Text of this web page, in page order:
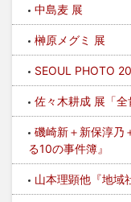
中島麦 展
榊原メグミ 展
SEOUL PHOTO
佐々木耕成 展「全
磯崎新＋新保淳乃
る10の事件簿』
山本理顕他『地域